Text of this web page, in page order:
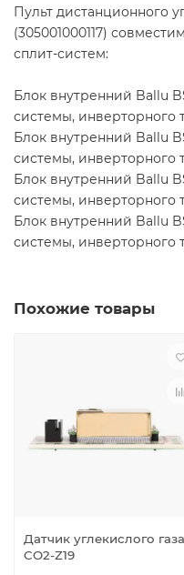
Пульт дистанционного
(305001000117)
сплит-систем:
Блок внутренний Ballu
системы, инверторного
Блок внутренний Ballu
системы, инверторного
Блок внутренний Ballu
системы, инверторного
Блок внутренний Ballu
системы, инверторного
Похожие товары
Датчик углекислого газа
CO2-Z19